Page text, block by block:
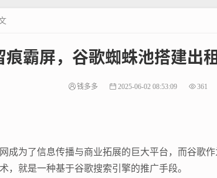
痕霸屏，谷歌蜘蛛池搭建出
钱多多 2025-06-02 08:53:09 361
成为了信息传播与商业拓展的巨大平台，而谷歌
，就是一种基于谷歌搜索引擎的推广手段。